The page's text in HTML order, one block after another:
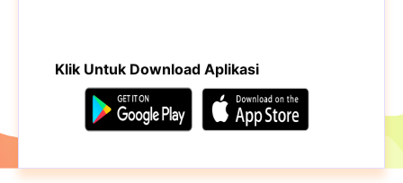
Klik Untuk Download Aplikasi